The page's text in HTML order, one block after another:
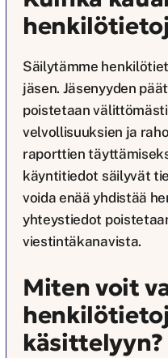
Säilytämme
jäsen. Jäsenyyden
poistetaan
velvollisuuksien ja
raporttien
käyntitiedot säilyvät
voida enää yhdistää
yhteystiedot
viestintäkanavista.
Miten voit
käsittelyyn?